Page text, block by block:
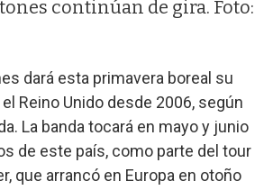
continúan de gira. Foto:
dará esta primavera boreal su
Reino Unido desde 2006, según
La banda tocará en mayo y junio
de este país, como parte del tour
que arrancó en Europa en otoño